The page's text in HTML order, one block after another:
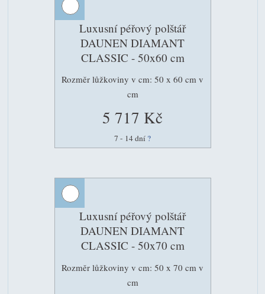
Luxusní péřový polštář
DAUNEN DIAMANT
CLASSIC - 50x60 cm
Rozměr lůžkoviny v cm: 50 x 60 cm v
cm
5 717 Kč
7 - 14 dní ?
Luxusní péřový polštář
DAUNEN DIAMANT
CLASSIC - 50x70 cm
Rozměr lůžkoviny v cm: 50 x 70 cm v
cm